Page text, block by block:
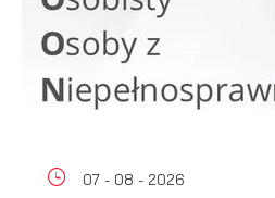
07 - 08 - 2026